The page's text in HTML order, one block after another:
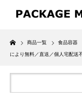
Home
商品一覧 食品容器
により無料／直送／個人宅配送